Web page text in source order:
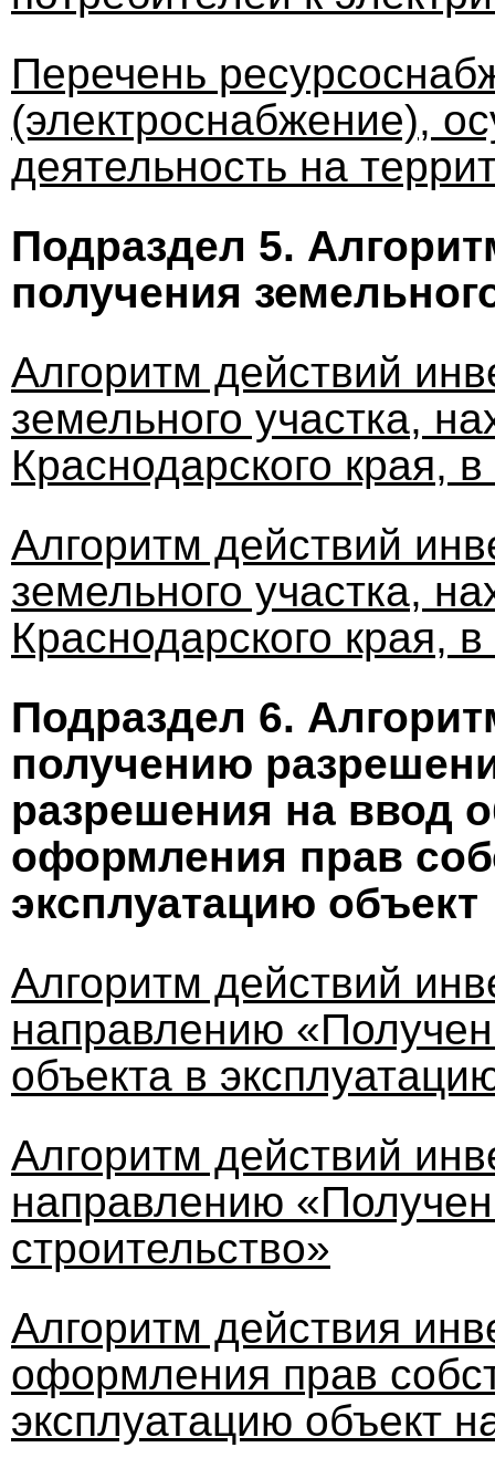
Перечень
(электроснабжение),
деятельность на
Подраздел 5.
получения
Алгоритм действий
земельного участка,
Краснодарского края,
Алгоритм действий
земельного участка,
Краснодарского края,
Подраздел 6.
получению
разрешения на ввод
оформления прав
эксплуатацию объект
Алгоритм действий
направлению
объекта в
Алгоритм действий
направлению
строительство»
Алгоритм действия
оформления прав
эксплуатацию объект